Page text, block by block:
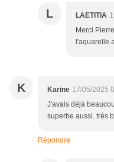
L LAETITIA
Merci
l'aquarelle
K Karine 17/05/2025
J'avais déjà
superbe aussi. très
Répondre